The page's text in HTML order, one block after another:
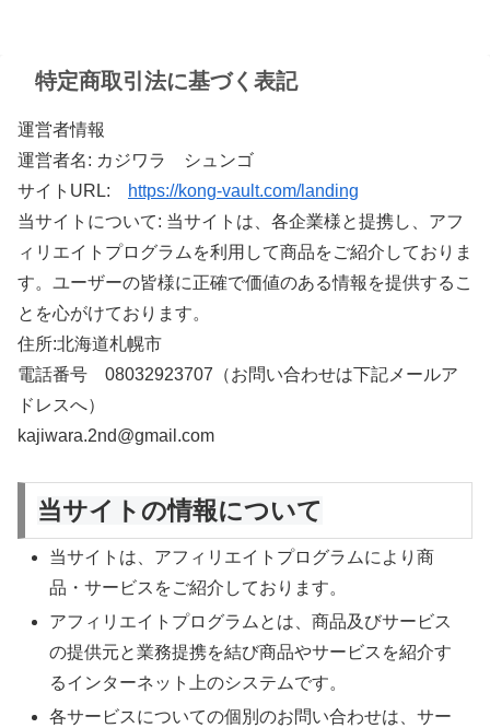
特定商取引法に基づく表記
運営者情報
運営者名: カジワラ シュンゴ
サイトURL:
https://kong-vault.com/landing
当サイトについて: 当サイトは、各企業様と提携し、アフ
ィリエイトプログラムを利用して商品をご紹介しておりま
す。ユーザーの皆様に正確で価値のある情報を提供するこ
とを心がけております。
住所:北海道札幌市
電話番号 08032923707（お問い合わせは下記メールア
ドレスへ）
kajiwara.2nd@gmail.com
当サイトの情報について
当サイトは、アフィリエイトプログラムにより商
品・サービスをご紹介しております。
アフィリエイトプログラムとは、商品及びサービス
の提供元と業務提携を結び商品やサービスを紹介す
るインターネット上のシステムです。
各サービスについての個別のお問い合わせは、サー